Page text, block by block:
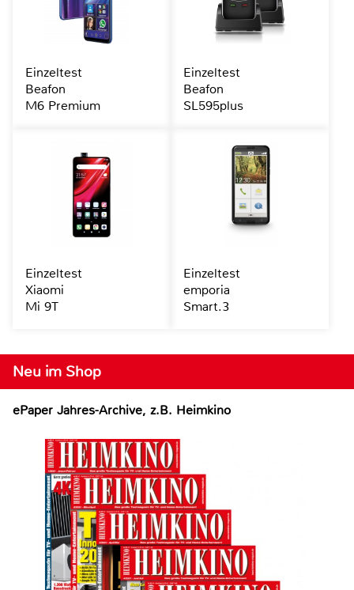
Neu im Shop
ePaper Jahres-Archive, z.B. Heimkino
Einzeltest
Beafon
M6 Premium
Einzeltest
Beafon
SL595plus
Einzeltest
Xiaomi
Mi 9T
Einzeltest
emporia
Smart.3